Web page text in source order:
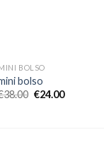
BOLSO
bolso
38.00 €24.00